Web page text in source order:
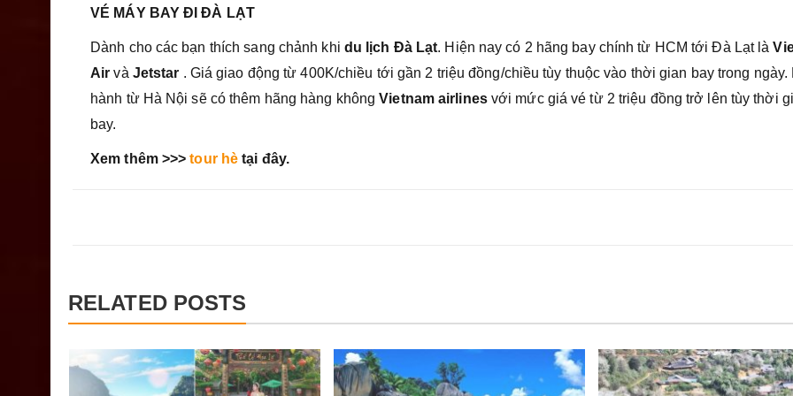
VÉ MÁY BAY ĐI ĐÀ LẠT
Dành cho các bạn thích sang chảnh khi du lịch Đà Lạt. Hiện nay có 2 hãng bay chính từ HCM tới Đà Lạt là
Air và Jetstar . Giá giao động từ 400K/chiều tới gần 2 triệu đồng/chiều tùy thuộc vào thời gian bay trong ngày.
hành từ Hà Nội sẽ có thêm hãng hàng khôngVietnam airlines với mức giá vé từ 2 triệu đồng trở lên tùy thời
bay.
Xem thêm >>>tour hè tại đây.
RELATED POSTS